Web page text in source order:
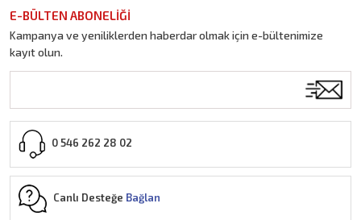
E-BÜLTEN ABONELİĞİ
Kampanya ve yeniliklerden haberdar olmak için e-bültenimize
kayıt olun.
0 546 262 28 02
Canlı Desteğe Bağlan